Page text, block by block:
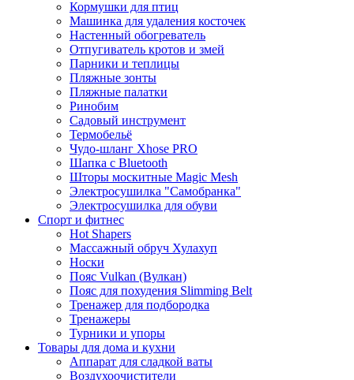
Кормушки для птиц
Машинка для удаления косточек
Настенный обогреватель
Отпугиватель кротов и змей
Парники и теплицы
Пляжные зонты
Пляжные палатки
Ринобим
Садовый инструмент
Термобельё
Чудо-шланг Xhose PRO
Шапка с Bluetooth
Шторы москитные Magic Mesh
Электросушилка "Самобранка"
Электросушилка для обуви
Спорт и фитнес
Hot Shapers
Массажный обруч Хулахуп
Носки
Пояс Vulkan (Вулкан)
Пояс для похудения Slimming Belt
Тренажер для подбородка
Тренажеры
Турники и упоры
Товары для дома и кухни
Аппарат для сладкой ваты
Воздухоочистители